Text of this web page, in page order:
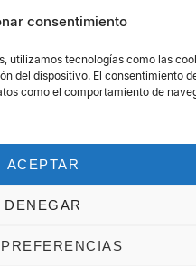
consentimiento
utilizamos tecnologías como las
del dispositivo. El consentimiento
como el comportamiento de
ACEPTAR
DENEGAR